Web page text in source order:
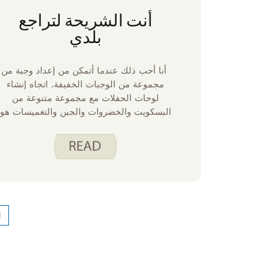
أنت الشريحة لتراجع
بلدي
أنا أحب ذلك عندما أتمكن من إعداد وجبة من
مجموعة من الوجبات الخفيفة. اتجاه إنشاء
لوحات الحفلات مع مجموعة متنوعة من
البسكويت والخضروات والجبن والتغميسات هو
بقدر ما أفعله ، ففكر في صنع رقائق البيتا
الخاصة بك للحصول على إضافة ممتعة محلية
مليون قطعة في الغمس! جربهم مع وصفة هذا